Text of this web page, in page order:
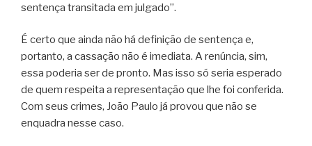
sentença transitada em julgado”.
É certo que ainda não há definição de sentença e,
portanto, a cassação não é imediata. A renúncia, sim,
essa poderia ser de pronto. Mas isso só seria esperado
de quem respeita a representação que lhe foi conferida.
Com seus crimes, João Paulo já provou que não se
enquadra nesse caso.